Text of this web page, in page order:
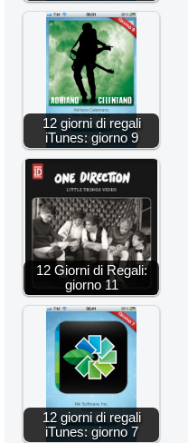
12 giorni di regali
iTunes: giorno 9
12 Giorni di Regali:
giorno 11
12 giorni di regali
iTunes: giorno 7